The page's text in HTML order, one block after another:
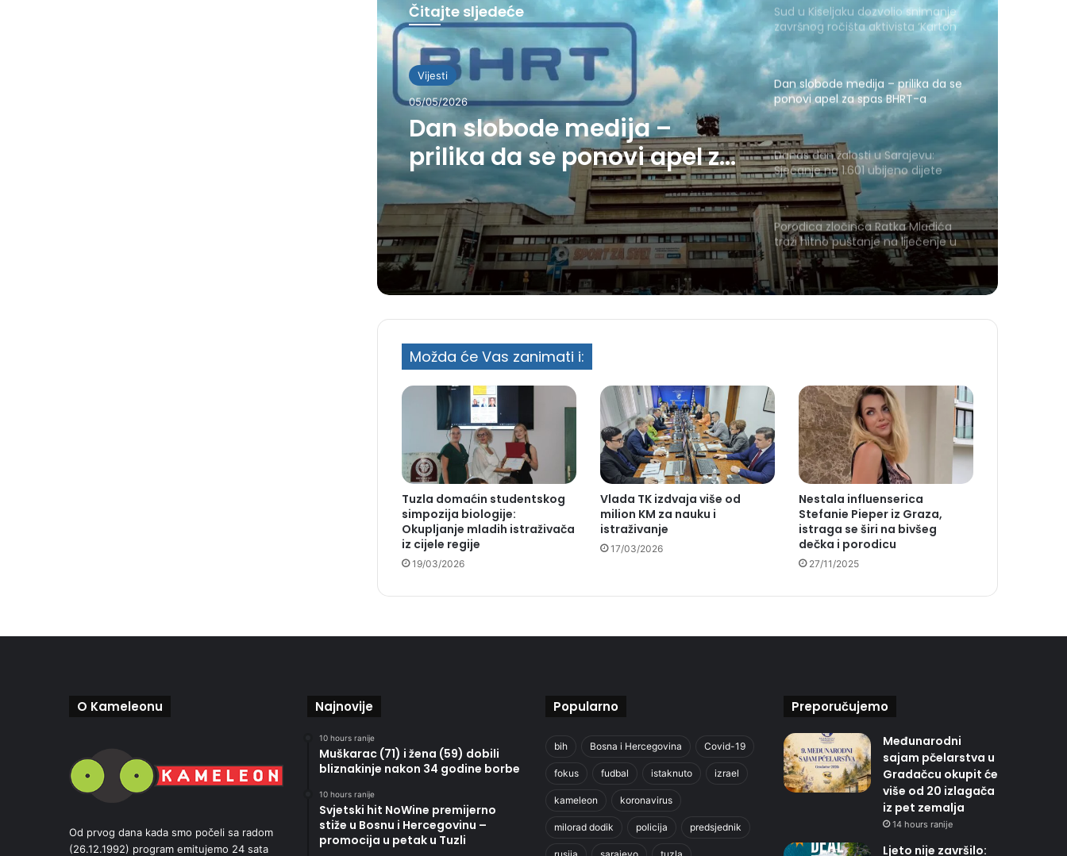
Čitajte sljedeće
Vijesti
05/05/2026
Dan slobode medija –
prilika da se ponovi apel za
spas BHRT-a
Sud u Kiseljaku dozvolio snimanje
završnog ročišta aktivista ‘Karton
revolucije’
Dan slobode medija – prilika da se
ponovi apel za spas BHRT-a
Danas dan žalosti u Sarajevu:
Sjećanje na 1.601 ubijeno dijete
Porodica zločinca Ratka Mladića
traži hitno puštanje na liječenje u
Srbiju
Možda će Vas zanimati i:
Tuzla domaćin studentskog
simpozija biologije:
Okupljanje mladih istraživača
iz cijele regije
19/03/2026
Vlada TK izdvaja više od
milion KM za nauku i
istraživanje
17/03/2026
Nestala influenserica
Stefanie Pieper iz Graza,
istraga se širi na bivšeg
dečka i porodicu
27/11/2025
O Kameleonu
Od prvog dana kada smo počeli sa radom
(26.12.1992) program emitujemo 24 sata
Najnovije
10 hours ranije
Muškarac (71) i žena (59) dobili
bliznakinje nakon 34 godine borbe
10 hours ranije
Svjetski hit NoWine premijerno
stiže u Bosnu i Hercegovinu –
promocija u petak u Tuzli
Popularno
bih Bosna i Hercegovina Covid-19
fokus fudbal istaknuto izrael
kameleon koronavirus
milorad dodik policija predsjednik
Preporučujemo
Međunarodni
sajam pčelarstva u
Gradačcu okupit će
više od 20 izlagača
iz pet zemalja
14 hours ranije
Ljeto nije završilo: